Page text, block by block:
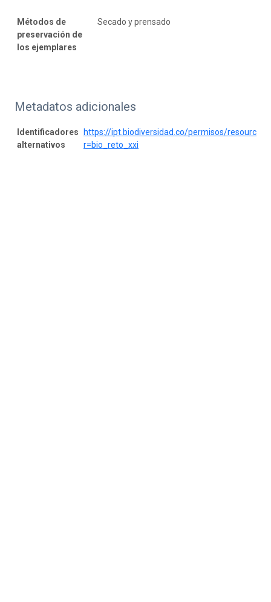
Métodos de
preservación de
los ejemplares
Secado y prensado
Metadatos adicionales
Identificadores
alternativos
https://ipt.biodiversidad.co/permisos/resource?
r=bio_reto_xxi